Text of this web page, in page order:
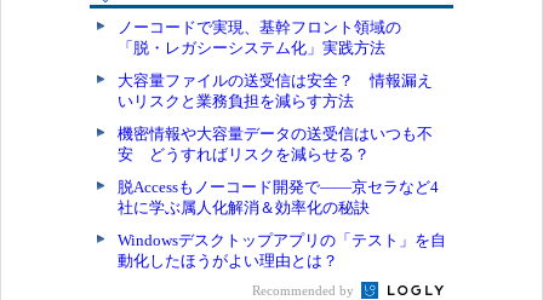
ノーコードで実現、基幹フロント領域の
「脱・レガシーシステム化」実践方法
大容量ファイルの送受信は安全？ 情報漏え
いリスクと業務負担を減らす方法
機密情報や大容量データの送受信はいつも不
安 どうすればリスクを減らせる？
脱Accessもノーコード開発で――京セラなど4
社に学ぶ属人化解消＆効率化の秘訣
Windowsデスクトップアプリの「テスト」を自
動化したほうがよい理由とは？
Recommended by